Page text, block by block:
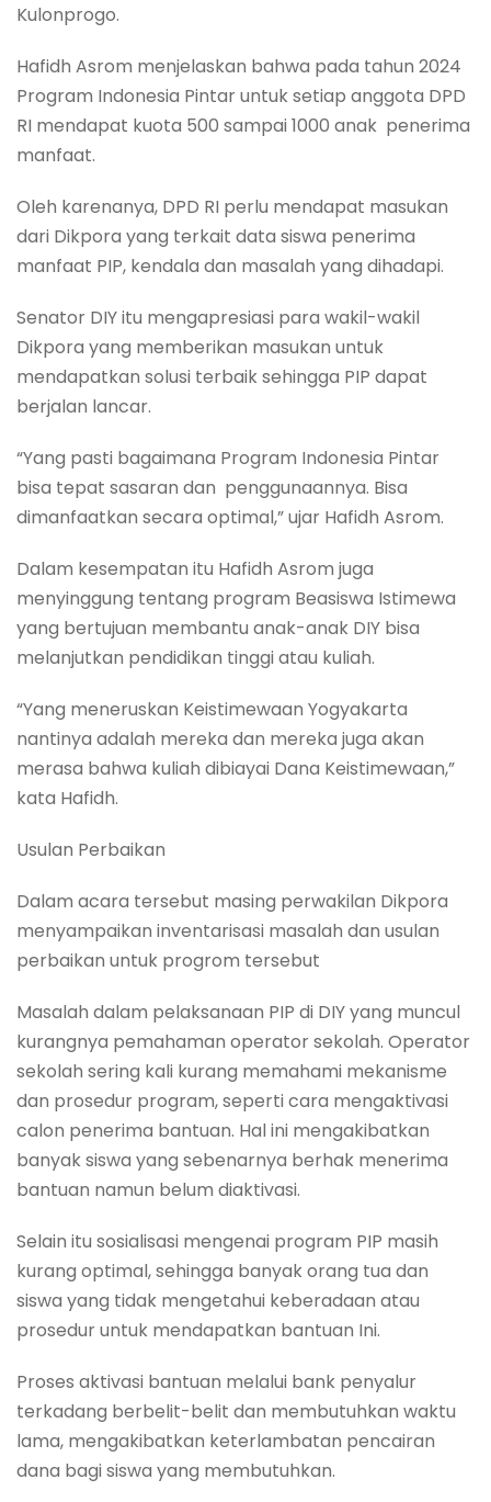
Kulonprogo.
Hafidh Asrom menjelaskan bahwa pada tahun 2024
Program Indonesia Pintar untuk setiap anggota DPD
RI mendapat kuota 500 sampai 1000 anak penerima
manfaat.
Oleh karenanya, DPD RI perlu mendapat masukan
dari Dikpora yang terkait data siswa penerima
manfaat PIP, kendala dan masalah yang dihadapi.
Senator DIY itu mengapresiasi para wakil-wakil
Dikpora yang memberikan masukan untuk
mendapatkan solusi terbaik sehingga PIP dapat
berjalan lancar.
“Yang pasti bagaimana Program Indonesia Pintar
bisa tepat sasaran dan penggunaannya. Bisa
dimanfaatkan secara optimal,” ujar Hafidh Asrom.
Dalam kesempatan itu Hafidh Asrom juga
menyinggung tentang program Beasiswa Istimewa
yang bertujuan membantu anak-anak DIY bisa
melanjutkan pendidikan tinggi atau kuliah.
“Yang meneruskan Keistimewaan Yogyakarta
nantinya adalah mereka dan mereka juga akan
merasa bahwa kuliah dibiayai Dana Keistimewaan,”
kata Hafidh.
Usulan Perbaikan
Dalam acara tersebut masing perwakilan Dikpora
menyampaikan inventarisasi masalah dan usulan
perbaikan untuk progrom tersebut
Masalah dalam pelaksanaan PIP di DIY yang muncul
kurangnya pemahaman operator sekolah. Operator
sekolah sering kali kurang memahami mekanisme
dan prosedur program, seperti cara mengaktivasi
calon penerima bantuan. Hal ini mengakibatkan
banyak siswa yang sebenarnya berhak menerima
bantuan namun belum diaktivasi.
Selain itu sosialisasi mengenai program PIP masih
kurang optimal, sehingga banyak orang tua dan
siswa yang tidak mengetahui keberadaan atau
prosedur untuk mendapatkan bantuan Ini.
Proses aktivasi bantuan melalui bank penyalur
terkadang berbelit-belit dan membutuhkan waktu
lama, mengakibatkan keterlambatan pencairan
dana bagi siswa yang membutuhkan.